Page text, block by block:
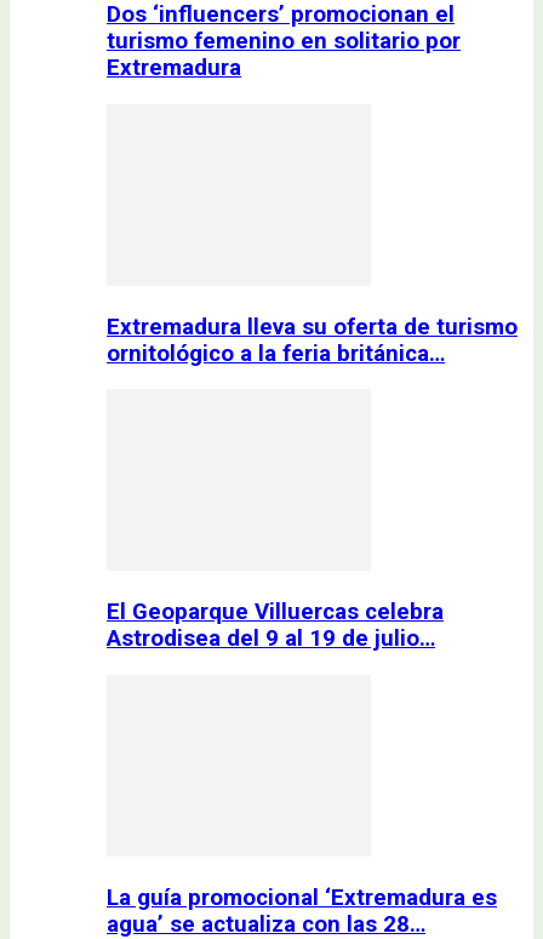
Dos ‘influencers’ promocionan el
turismo femenino en solitario por
Extremadura
Extremadura lleva su oferta de turismo
ornitológico a la feria británica…
El Geoparque Villuercas celebra
Astrodisea del 9 al 19 de julio…
La guía promocional ‘Extremadura es
agua’ se actualiza con las 28…